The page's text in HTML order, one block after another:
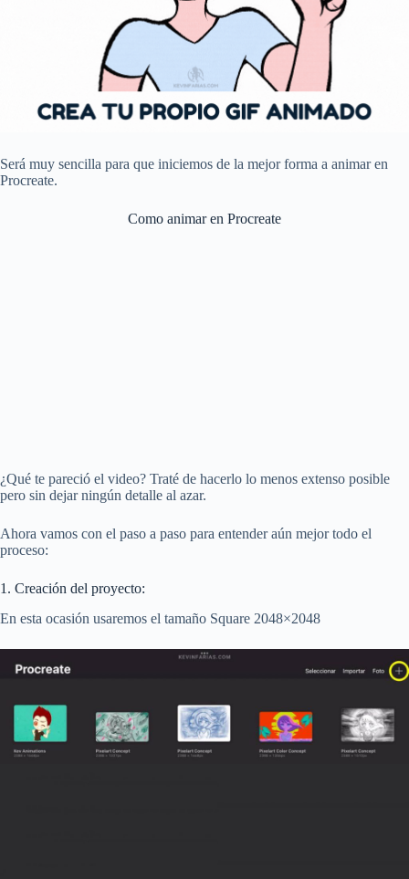
Será muy sencilla para que iniciemos de la mejor forma a animar en
Procreate.
Como animar en Procreate
¿Qué te pareció el video? Traté de hacerlo lo menos extenso posible
pero sin dejar ningún detalle al azar.
Ahora vamos con el paso a paso para entender aún mejor todo el
proceso:
1. Creación del proyecto:
En esta ocasión usaremos el tamaño Square 2048×2048